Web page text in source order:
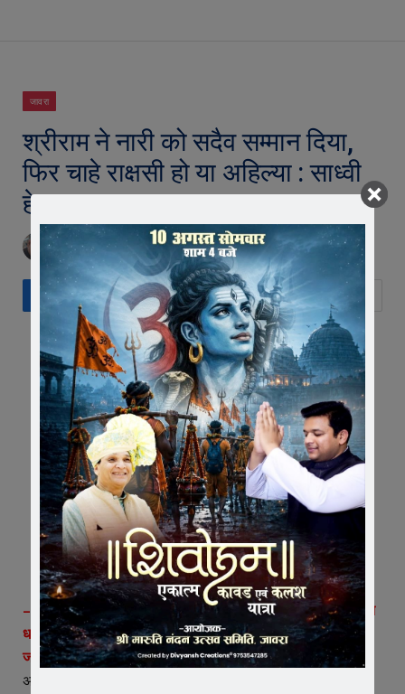
जावरा
श्रीराम ने नारी को सदैव सम्मान दिया,
फिर चाहे राक्षसी हो या अहिल्या : साध्वी
हेमलता
BY EDITOR FEBRUARY 5, 2025 NO COMMENTS
– सुजापुर माताजी मंदिर पर जारी नौ दिवसीय श्रीराम कथा में सांतवे दिन
धनुष यज्ञ और सीता स्वयंवर
जावरा। स्वयं भु आद्यशक्ति पीठ श्रीअम्बेमाता मंदिर पहाड़ी सुजापुर पर
अठारहवा ज्ञान गंगा महोत्सव के सांतवे दिन श्री भारत माता सेवाश्रम